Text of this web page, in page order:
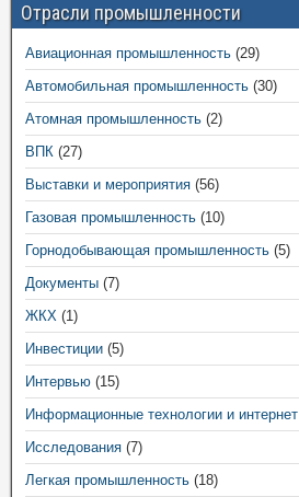
Отрасли промышленности
Авиационная промышленность (29)
Автомобильная промышленность (30)
Атомная промышленность (2)
ВПК (27)
Выставки и мероприятия (56)
Газовая промышленность (10)
Горнодобывающая промышленность (5)
Документы (7)
ЖКХ (1)
Инвестиции (5)
Интервью (15)
Информационные технологии и интернет
Исследования (7)
Легкая промышленность (18)